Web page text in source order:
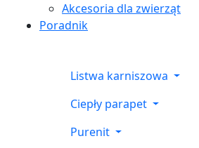
Akcesoria dla zwierząt
Poradnik
Listwa karniszowa
Ciepły parapet
Purenit